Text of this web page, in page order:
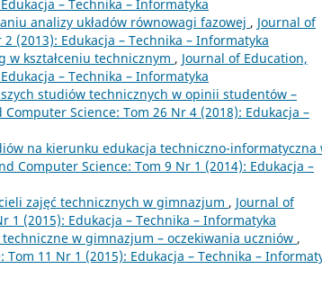
– Technika – Informatyka
analizy układów równowagi fazowej , Journal of
(2013): Edukacja – Technika – Informatyka
w kształceniu technicznym , Journal of Education,
– Technika – Informatyka
studiów technicznych w opinii studentów –
Science: Tom 26 Nr 4 (2018): Edukacja –
na kierunku edukacja techniczno-informatyczna
Computer Science: Tom 9 Nr 1 (2014): Edukacja –
zajęć technicznych w gimnazjum , Journal of
1 (2015): Edukacja – Technika – Informatyka
techniczne w gimnazjum – oczekiwania uczniów ,
11 Nr 1 (2015): Edukacja – Technika –